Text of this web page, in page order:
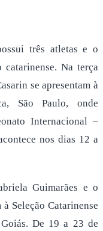
três atletas e o
catarinense. Na terça
se apresentam à
São Paulo, onde
Internacional –
nos dias 12 a
Guimarães e o
Seleção Catarinense
De 19 a 23 de